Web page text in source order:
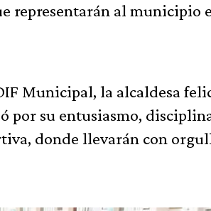
representarán al municipio
Municipal, la alcaldesa
por su entusiasmo,
donde llevarán con